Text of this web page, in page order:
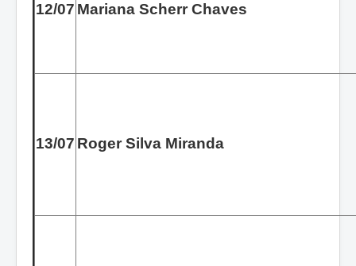
12/07 Mariana Scherr Chaves
13/07 Roger Silva Miranda